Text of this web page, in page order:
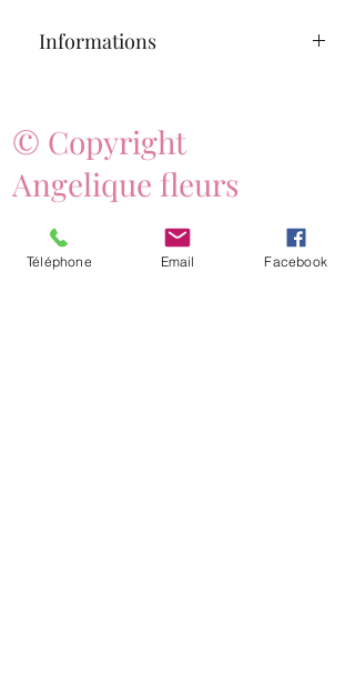
Informations
Poids total : 411 grammes
.
© Copyright
Angelique fleurs
Téléphone Email Facebook